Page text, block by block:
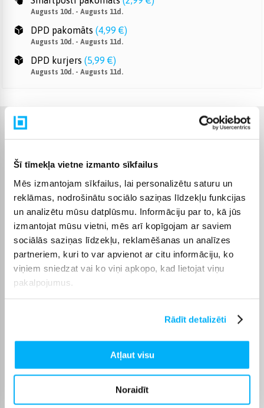
Šī tīmekļa vietne izmanto sīkfailus
Mēs izmantojam sīkfailus, lai personalizētu saturu un
reklāmas, nodrošinātu sociālo saziņas līdzekļu funkcijas
un analizētu mūsu datplūsmu. Informāciju par to, kā jūs
izmantojat mūsu vietni, mēs arī kopīgojam ar saviem
sociālās saziņas līdzekļu, reklamēšanas un analīzes
partneriem, kuri to var apvienot ar citu informāciju, ko
viņiem sniedzat vai ko viņi apkopo, kad lietojat viņu
pakalpojumus.
Rādīt detalizēti
Atļaut visu
Noraidīt
Augusts 10d. - Augusts 11d.
DPD pakomāts (4,99 €)
Augusts 10d. - Augusts 11d.
DPD kurjers (5,99 €)
Augusts 10d. - Augusts 11d.
Raksturlielumi
Ražotājs Lenovo
Atmiņas ierīce SSD
Sērija Lenovo V sērija
Lepakojuma saturs Lādētājs
Ekrāna diagonāle, "
2. FHD / FHD+
Komplektēšanas valsts Ķīna